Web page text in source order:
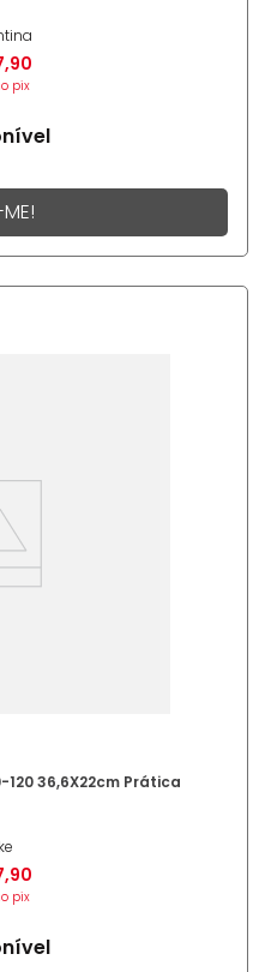
,90
pix
36,6X22cm Prática
,90
pix